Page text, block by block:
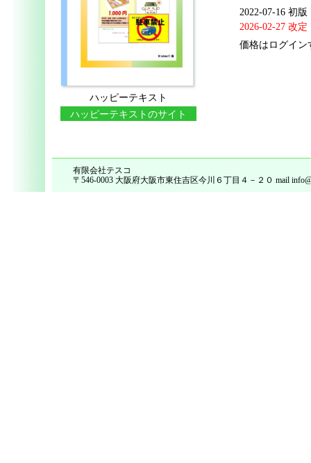
ハッピーテキスト
ハッピーテキストのサイト
2022-07-16 初版
2026-02-27 改定
価格はログイン
有限会社テスコ
〒546-0003 大阪府大阪市東住吉区今川６丁目４－２０ mail